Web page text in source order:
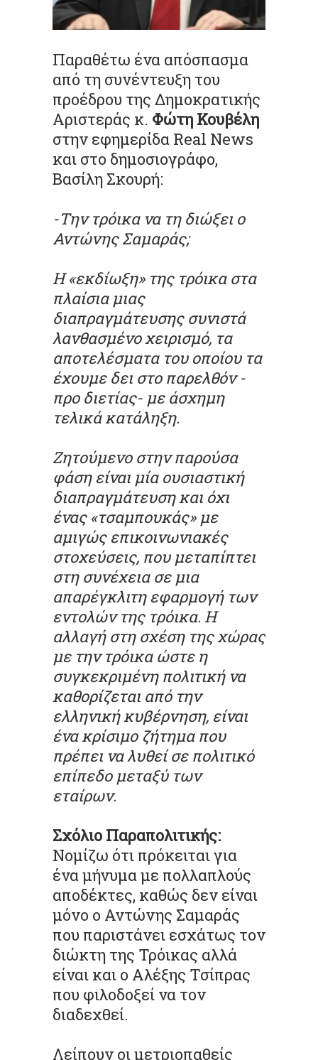
Παραθέτω ένα απόσπασμα
από τη συνέντευξη του
προέδρου της Δημοκρατικής
Αριστεράς κ. Φώτη Κουβέλη
στην εφημερίδα Real News
και στο δημοσιογράφο,
Βασίλη Σκουρή:
-Την τρόικα να τη διώξει ο
Αντώνης Σαμαράς;
Η «εκδίωξη» της τρόικα στα
πλαίσια μιας
διαπραγμάτευσης συνιστά
λανθασμένο χειρισμό, τα
αποτελέσματα του οποίου τα
έχουμε δει στο παρελθόν -
προ διετίας- με άσχημη
τελικά κατάληξη.
Ζητούμενο στην παρούσα
φάση είναι μία ουσιαστική
διαπραγμάτευση και όχι
ένας «τσαμπουκάς» με
αμιγώς επικοινωνιακές
στοχεύσεις, που μεταπίπτει
στη συνέχεια σε μια
απαρέγκλιτη εφαρμογή των
εντολών της τρόικα. Η
αλλαγή στη σχέση της χώρας
με την τρόικα ώστε η
συγκεκριμένη πολιτική να
καθορίζεται από την
ελληνική κυβέρνηση, είναι
ένα κρίσιμο ζήτημα που
πρέπει να λυθεί σε πολιτικό
επίπεδο μεταξύ των
εταίρων.
Σχόλιο Παραπολιτικής:
Νομίζω ότι πρόκειται για
ένα μήνυμα με πολλαπλούς
αποδέκτες, καθώς δεν είναι
μόνο ο Αντώνης Σαμαράς
που παριστάνει εσχάτως τον
διώκτη της Τρόικας αλλά
είναι και ο Αλέξης Τσίπρας
που φιλοδοξεί να τον
διαδεχθεί.
Λείπουν οι μετριοπαθείς